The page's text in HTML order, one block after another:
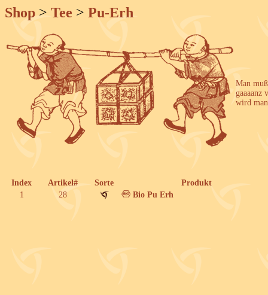
Shop > Tee > Pu-Erh
Man
gaaaanz
wird
Index Artikel# Sorte
Produkt
1
28 Bio Pu Erh